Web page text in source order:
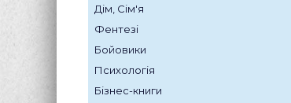
Дім, Сім'я
Фентезі
Бойовики
Психологія
Бізнес-книги